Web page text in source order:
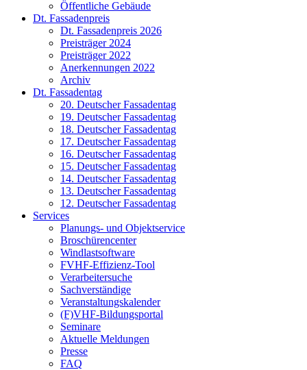
Öffentliche Gebäude
Dt. Fassadenpreis
Dt. Fassadenpreis 2026
Preisträger 2024
Preisträger 2022
Anerkennungen 2022
Archiv
Dt. Fassadentag
20. Deutscher Fassadentag
19. Deutscher Fassadentag
18. Deutscher Fassadentag
17. Deutscher Fassadentag
16. Deutscher Fassadentag
15. Deutscher Fassadentag
14. Deutscher Fassadentag
13. Deutscher Fassadentag
12. Deutscher Fassadentag
Services
Planungs- und Objektservice
Broschürencenter
Windlastsoftware
FVHF-Effizienz-Tool
Verarbeitersuche
Sachverständige
Veranstaltungskalender
(F)VHF-Bildungsportal
Seminare
Aktuelle Meldungen
Presse
FAQ